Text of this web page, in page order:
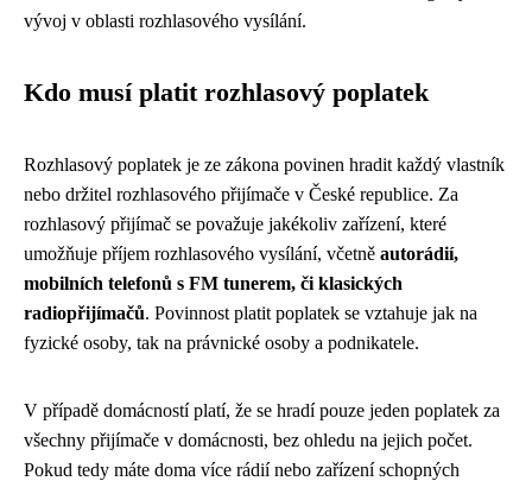
vývoj v oblasti rozhlasového vysílání.
Kdo musí platit rozhlasový poplatek
Rozhlasový poplatek je ze zákona povinen hradit každý vlastník
nebo držitel rozhlasového přijímače v České republice. Za
rozhlasový přijímač se považuje jakékoliv zařízení, které
umožňuje příjem rozhlasového vysílání, včetně autorádií,
mobilních telefonů s FM tunerem, či klasických
radiopřijímačů. Povinnost platit poplatek se vztahuje jak na
fyzické osoby, tak na právnické osoby a podnikatele.
V případě domácností platí, že se hradí pouze jeden poplatek za
všechny přijímače v domácnosti, bez ohledu na jejich počet.
Pokud tedy máte doma více rádií nebo zařízení schopných